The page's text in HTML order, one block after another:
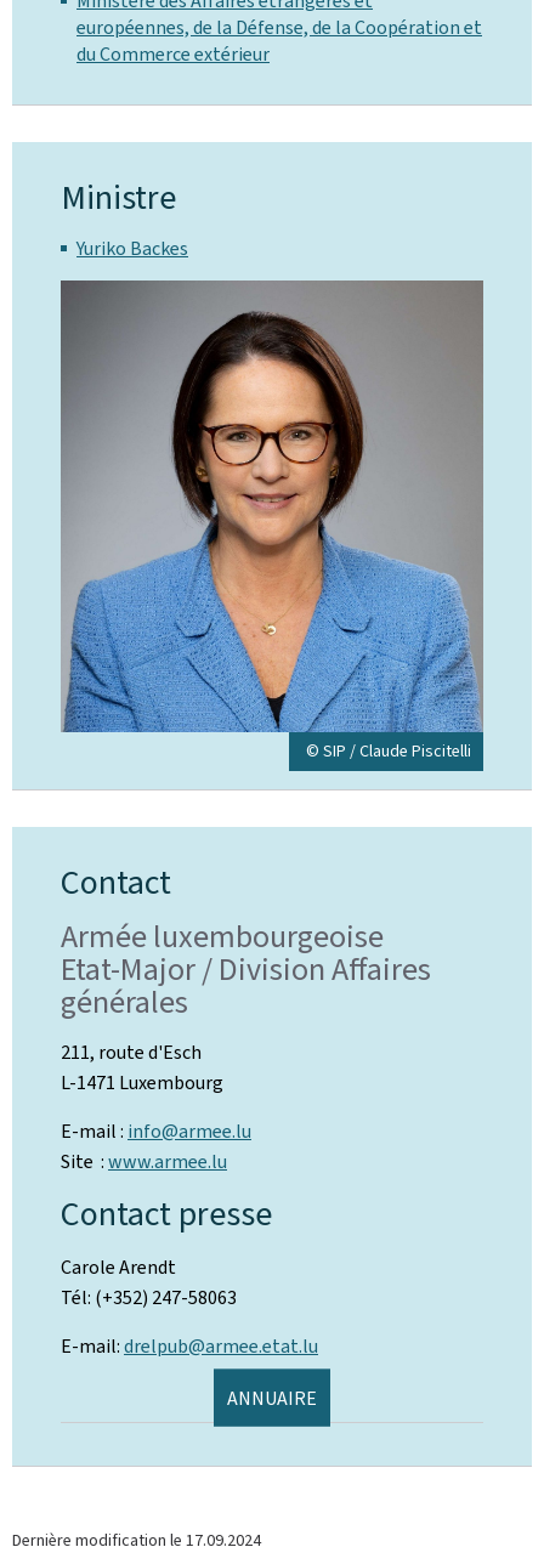
européennes, de la Défense, de la Coopération et
du Commerce extérieur
Ministre
Yuriko Backes
© SIP / Claude Piscitelli
Contact
Armée luxembourgeoise
Etat-Major / Division Affaires
générales
211, route d'Esch
L-1471 Luxembourg
E-mail : info@armee.lu
Site :www.armee.lu
Contact presse
Carole Arendt
Tél: (+352) 247-58063
E-mail:drelpub@armee.etat.lu
ANNUAIRE
Dernière modification le 17.09.2024